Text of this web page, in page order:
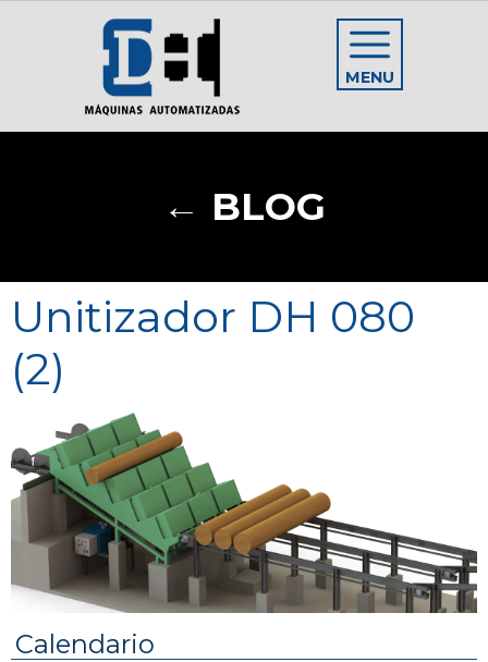
MENU
← BLOG
Unitizador DH 080
(2)
Calendario